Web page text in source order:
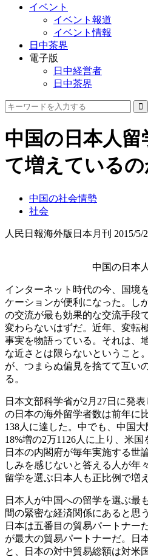
イベント
イベント報道
イベント情報
日中茶界
電子版
日中経営者
日中茶界
中国の日本人留
て増えている
中国の社会情勢
社会
人民日報海外版日本月刊 2015/5/
中国の日本
インターネット時代の今、国境
ケーションが便利になった。し
の交流が最も効果的な交流手段
変わらないはずだ。近年、変転
事実を物語っている。それは、
な近さとは限らないということ
が、つまらぬ偏見を捨てて互い
る。
日本文部科学省が2月27日に発
の日本の海外留学者数は前年に
138人に達した。中でも、中国
18%増の2万1126人に上り、米国
日本の内閣府が毎年実施する世
しみを感じないと答える人が年
留学を選ぶ日本人も正比例で増
日本人が中国への留学を選ぶ最
間の緊密な経済関係にあると思
日本は五番目の貿易パートナー
が最大の貿易パートナーだ。日
と、日本の対中貿易総額は対米